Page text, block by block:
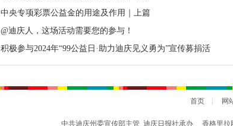
中央专项彩票公益金的用途及作用｜上篇
@迪庆人，这场活动需要您的参与！
积极参与2024年“99公益日·助力迪庆见义勇为”宣传募捐活
动倡议书